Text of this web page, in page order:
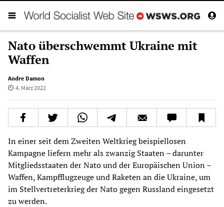
Nato überschwemmt Ukraine mit
Waffen
Andre Damon
4. März 2022
In einer seit dem Zweiten Weltkrieg beispiellosen
Kampagne liefern mehr als zwanzig Staaten – darunter
Mitgliedsstaaten der Nato und der Europäischen Union –
Waffen, Kampfflugzeuge und Raketen an die Ukraine, um
im Stellvertreterkrieg der Nato gegen Russland eingesetzt
zu werden.